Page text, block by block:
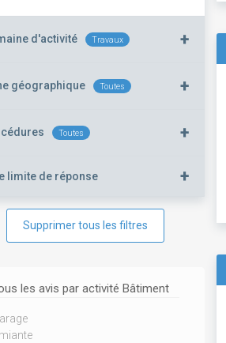
d'activité Travaux +
géographique Toutes +
Toutes +
limite de réponse +
Supprimer tous les filtres
les avis par activité Bâtiment